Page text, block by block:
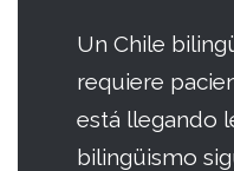
Un Chile
requiere
está llegando
bilingüismo